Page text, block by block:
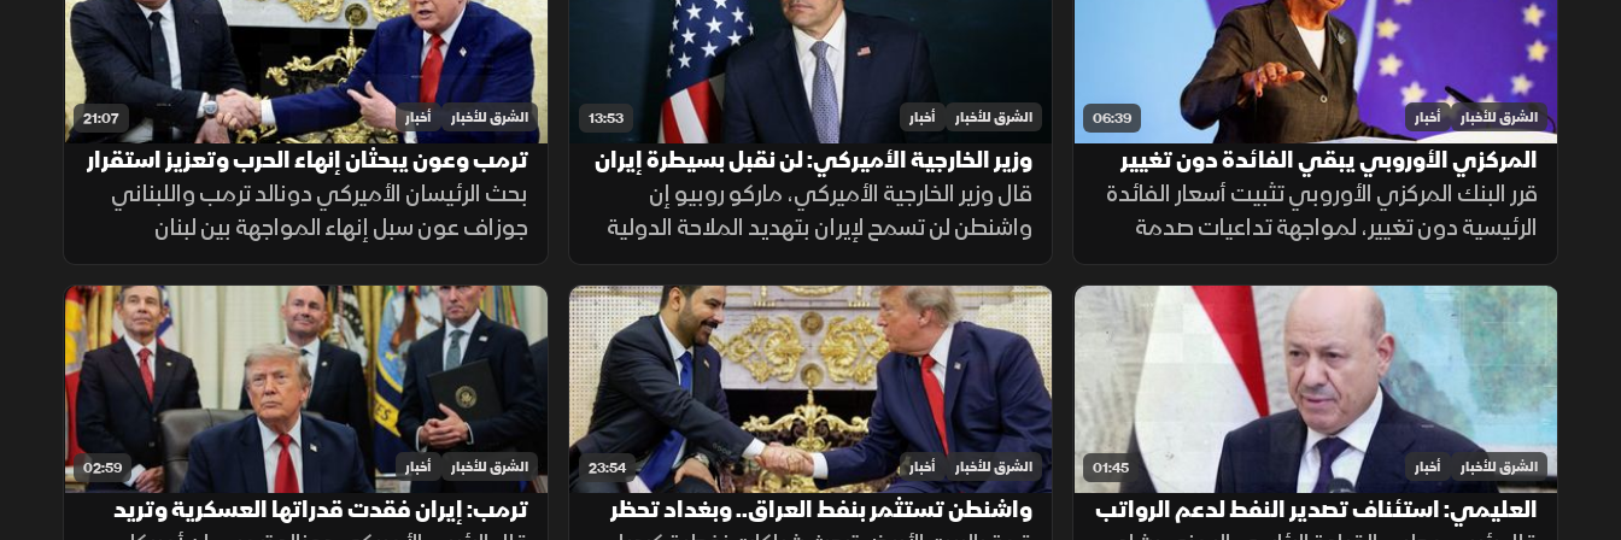
06:39 الشرق للأخبار أخبار
المركزي الأوروبي يبقي الفائدة دون تغيير
لضمان استقرار التضخم
قرر البنك المركزي الأوروبي تثبيت أسعار الفائدة
الرئيسية دون تغيير، لمواجهة تداعيات صدمة
أسعار الطاقة وضمان عودة التضخم إلى
مستهدفه البالغ 2.8% وفق منهجية تعتمد على
البيانات الاقتصادية.
13:53 الشرق للأخبار أخبار
وزير الخارجية الأميركي: لن نقبل بسيطرة إيران
على المعابر البحرية
قال وزير الخارجية الأميركي، ماركو روبيو إن
واشنطن لن تسمح لإيران بتهديد الملاحة الدولية
أو التحكم بحركة السفن، مشددا على أن الخيار
الدبلوماسي لا يزال مطروحا، لكن أزمة الثقة مع
طهران تعيق أي اتفاق.
21:07 الشرق للأخبار أخبار
ترمب وعون يبحثان إنهاء الحرب وتعزيز استقرار
لبنان
بحث الرئيسان الأميركي دونالد ترمب واللبناني
جوزاف عون سبل إنهاء المواجهة بين لبنان
وإسرائيل، وتعزيز دور الجيش اللبناني، إلى جانب
تطورات الملف الإيراني.
01:45 الشرق للأخبار أخبار
العليمي: استئناف تصدير النفط لدعم الرواتب
23:54 الشرق للأخبار أخبار
واشنطن تستثمر بنفط العراق.. وبغداد تحظر
02:59 الشرق للأخبار أخبار
ترمب: إيران فقدت قدراتها العسكرية وتريد